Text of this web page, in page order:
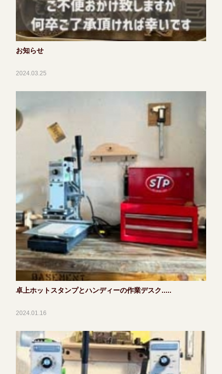
お知らせ
2024.03.25
卓上ホットスタンプとハンディーの作業デスク.....
2024.01.16